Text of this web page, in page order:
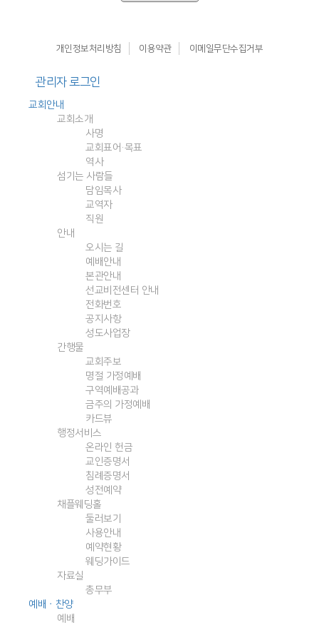
개인정보처리방침 이용약관 이메일무단수집거부
관리자 로그인
교회안내
교회소개
사명
교회표어·목표
역사
섬기는 사람들
담임목사
교역자
직원
안내
오시는 길
예배안내
본관안내
선교비전센터 안내
전화번호
공지사항
성도사업장
간행물
교회주보
명절 가정예배
구역예배공과
금주의 가정예배
카드뷰
행정서비스
온라인 헌금
교인증명서
침례증명서
성전예약
채플웨딩홀
둘러보기
사용안내
예약현황
웨딩가이드
자료실
총무부
예배ㆍ찬양
예배